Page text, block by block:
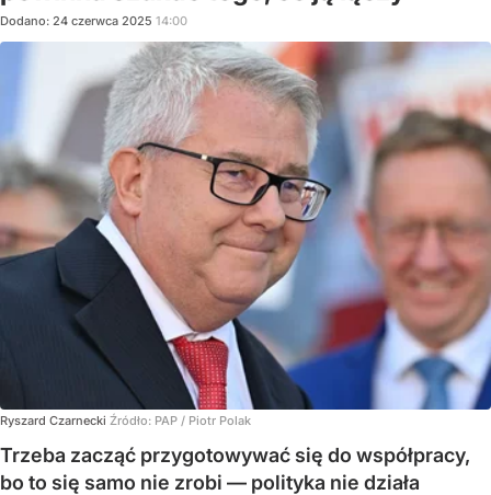
Dodano: 24 czerwca 2025 14:00
Ryszard Czarnecki Źródło: PAP / Piotr Polak
Trzeba zacząć przygotowywać się do współpracy,
bo to się samo nie zrobi — polityka nie działa